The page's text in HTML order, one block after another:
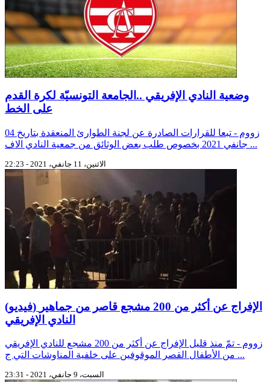
وضعية النادي الإفريقي ..الجامعة التونسيّة لكرة القدم
على الخط
زووم - تبعا للقرارات الصادرة عن لجنة الطوارئ المنعقدة بتاريخ 04
جانفي 2021 بخصوص طلب بعض الوثائق من جمعية النادي الاف ...
الاثنين، 11 جانفي، 2021 - 22:23
(فيديو) الإفراج عن أكثر من 200 مشجع قاصر من جماهير
النادي الإفريقي
زووم - تمّ منذ قليل الإفراج عن أكثر من 200 مشجع للنادي الإفريقي
من الأطفال القصر الموقوفين على خلفية المناوشات التي ج ...
السبت، 9 جانفي، 2021 - 23:31